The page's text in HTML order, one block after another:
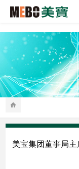
美宝集团董事局